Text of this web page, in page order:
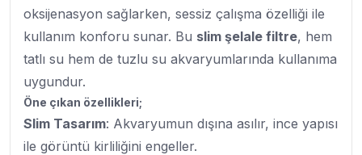
oksijenasyon sağlarken, sessiz çalışma özelliği ile
kullanım konforu sunar. Bu slim şelale filtre, hem
tatlı su hem de tuzlu su akvaryumlarında kullanıma
uygundur.
Öne çıkan özellikleri;
Slim Tasarım: Akvaryumun dışına asılır, ince yapısı
ile görüntü kirliliğini engeller.